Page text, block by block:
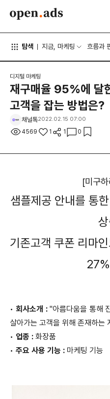
탐색 지금, 마케팅 흐름과
디지털 마케팅
재구매율 95%에 달
고객을 잡는 방법은?
채널톡2022.02.15 07:00
4569 1 1 0
[미구
샘플제공 안내를 통
상
기존고객 쿠폰 리마
•회사소개 :"아름다움을 통해
살아가는 고객을 위해 존재하는
• 업종 : 화장품
• 주요 사용 기능 : 마케팅 기능